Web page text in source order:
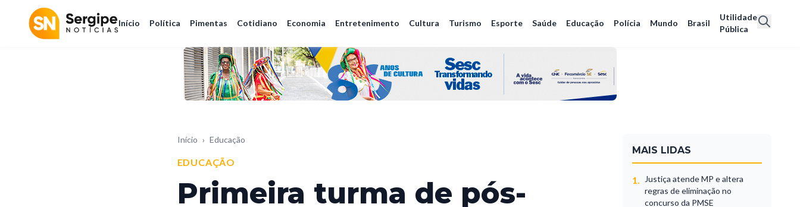
Início Política Pimentas Cotidiano Economia Entretenimento Cultura Turismo Esporte Saúde Educação Polícia Mundo Brasil
Utilidade
Pública
Início › Educação
EDUCAÇÃO
Primeira turma de pós-
MAIS LIDAS
1.
Justiça atende MP e altera
regras de eliminação no
concurso da PMSE